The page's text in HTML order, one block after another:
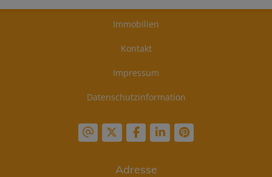
Immobilien
Kontakt
Impressum
Datenschutzinformation
Adresse